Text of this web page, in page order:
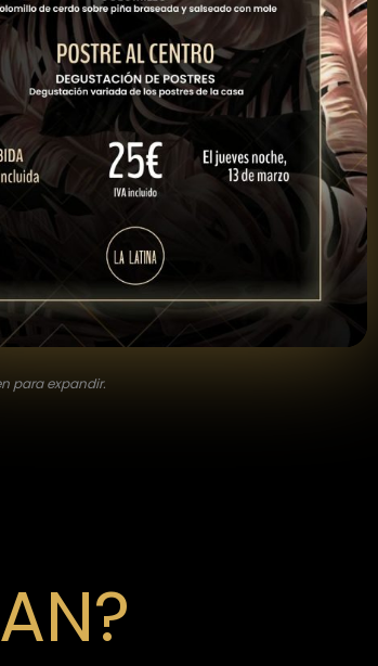
para expandir.